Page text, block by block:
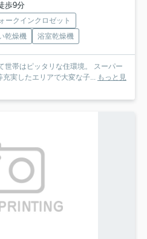
歩9分
ークインクロゼット
乾燥機 浴室乾燥機
世帯はピッタリな住環境。 スーパー
実したエリアで大変な子... もっと見